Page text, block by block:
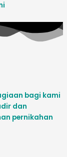
bagi kami
dan
pernikahan